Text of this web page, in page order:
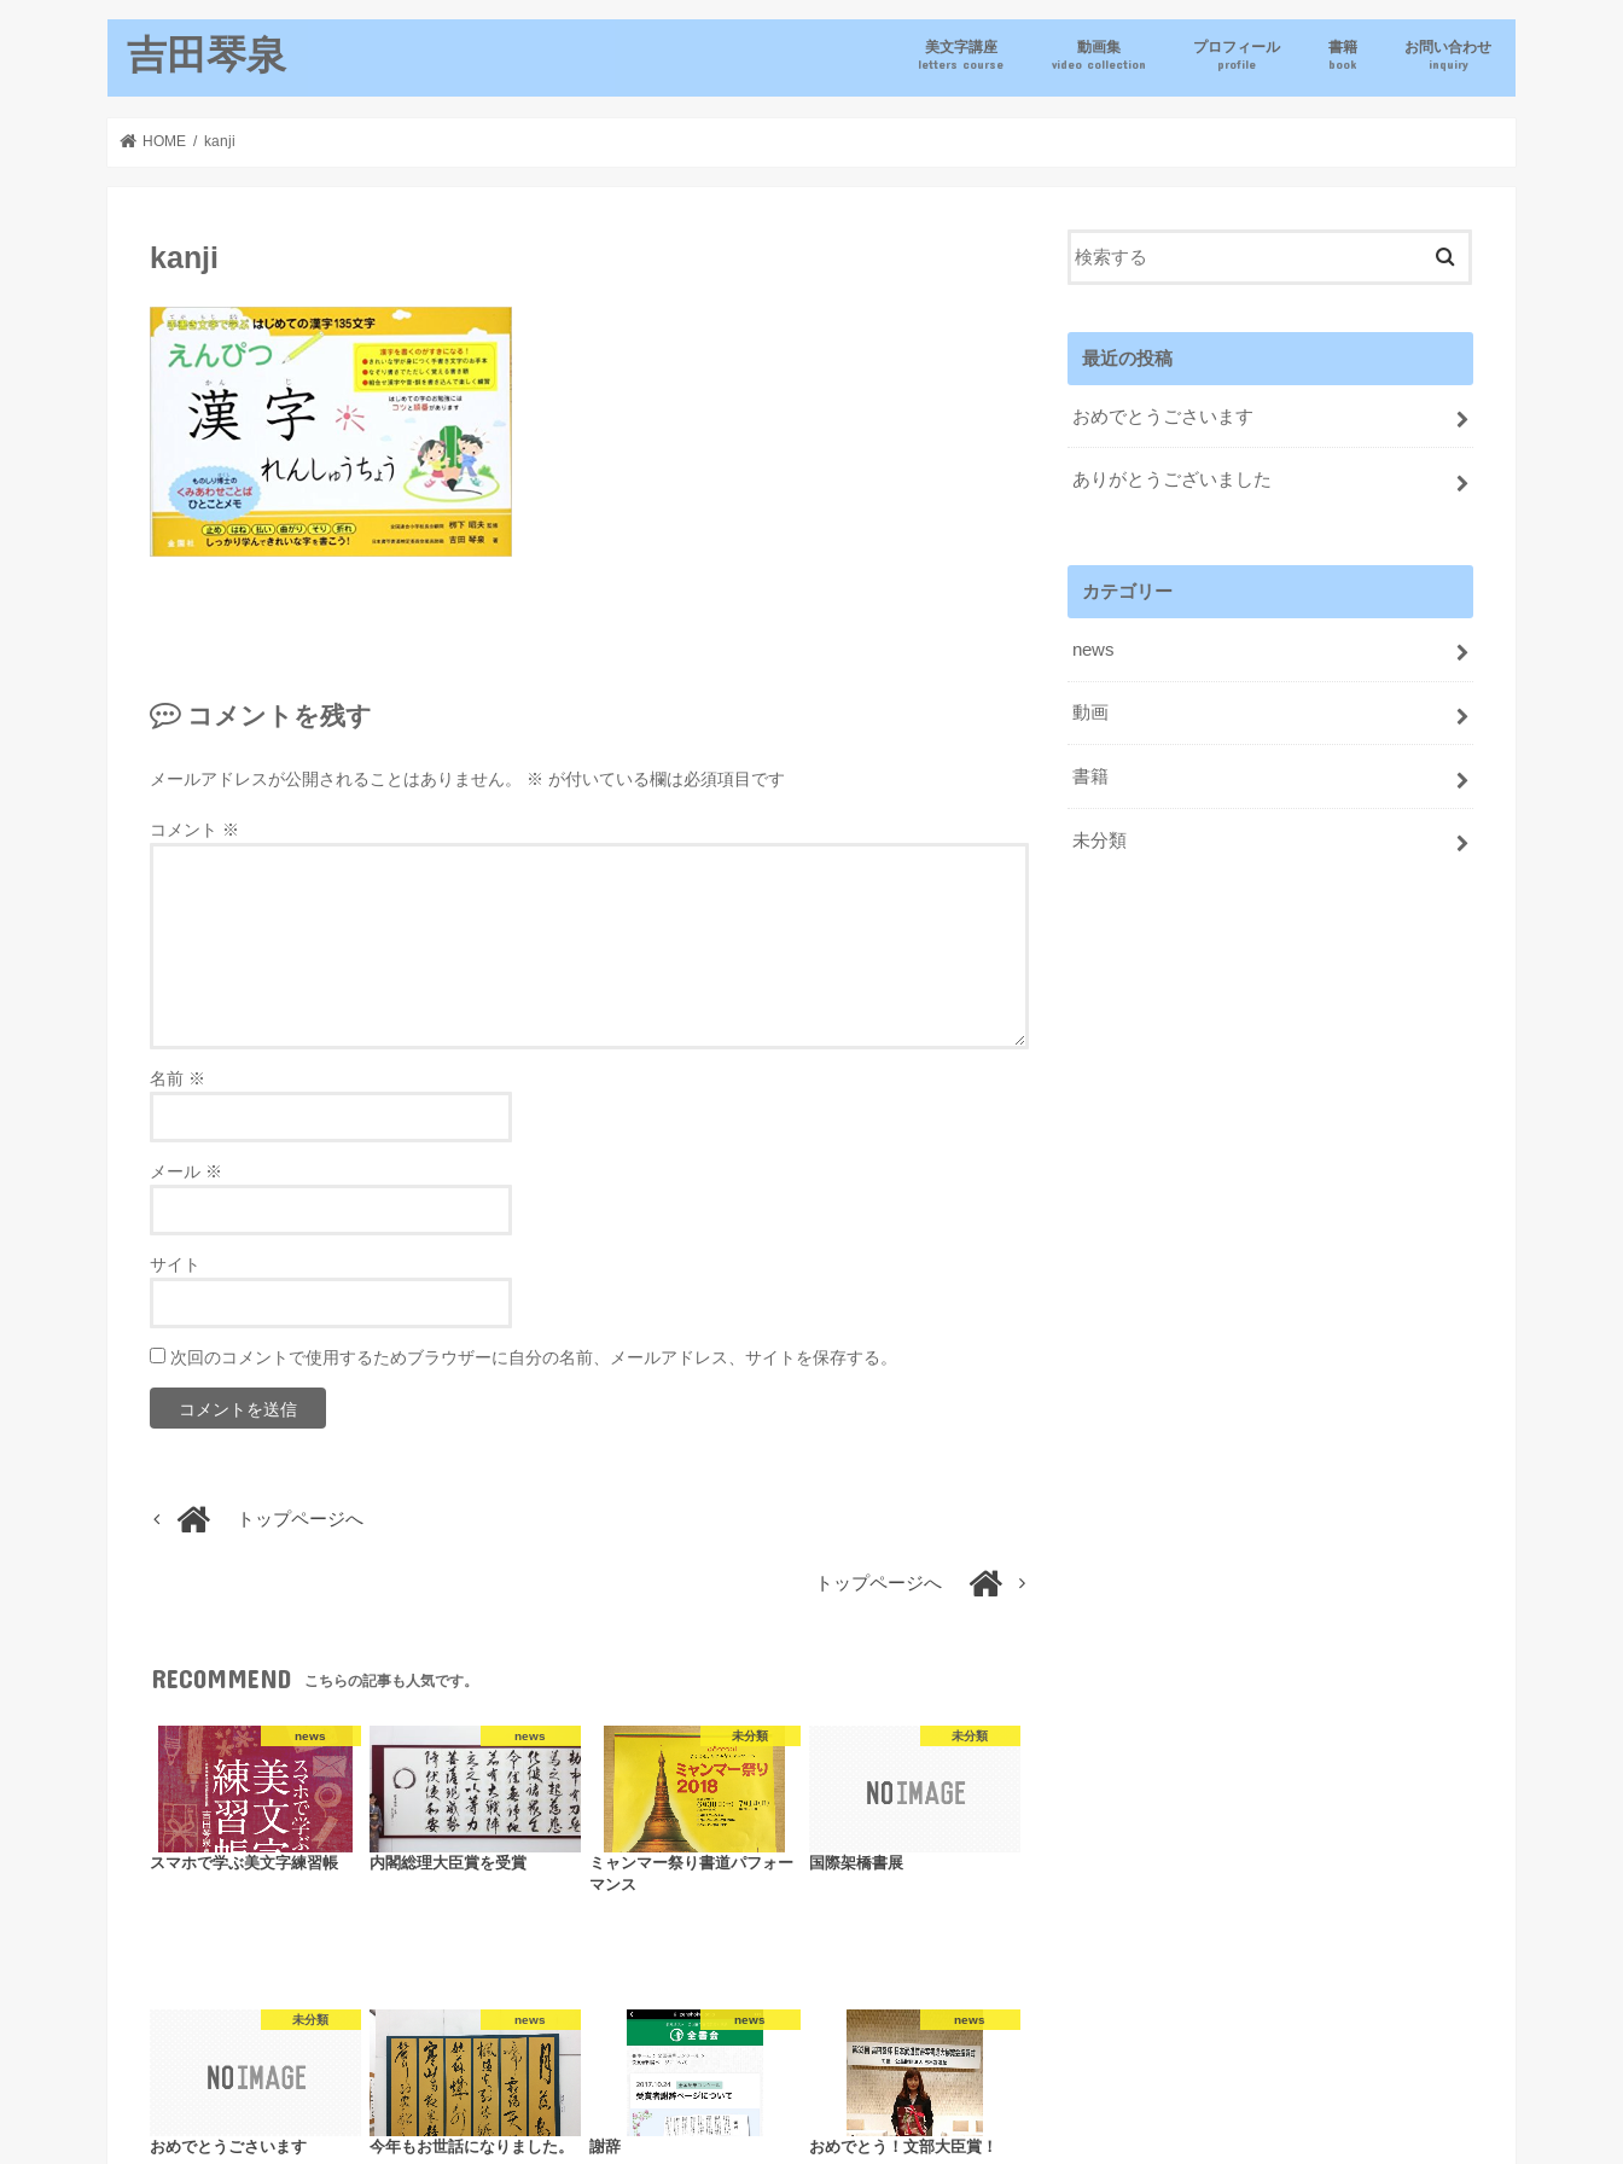
吉田琴泉 美文字講座
letters course
動画集
video collection
プロフィール
profile
書籍
book
お問い合わせ
inquiry
HOME kanji
kanji
コメントを残す
メールアドレスが公開されることはありません。 ※ が付いている欄は必須項目です
コメント ※
名前 ※
メール ※
サイト
次回のコメントで使用するためブラウザーに自分の名前、メールアドレス、サイトを保存する。
トップページへ
トップページへ
RECOMMEND こちらの記事も人気です。
news
スマホで学ぶ美文字練習帳
news
内閣総理大臣賞を受賞
未分類
ミャンマー祭り書道パフォー
マンス
未分類
国際架橋書展
未分類
おめでとうごさいます
news
今年もお世話になりました。
news
謝辞
news
おめでとう！文部大臣賞！
最近の投稿
おめでとうごさいます
ありがとうございました
カテゴリー
news
動画
書籍
未分類